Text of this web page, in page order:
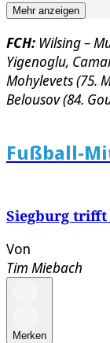
Mehr anzeigen
FCH: Wilsing –
Yigenoglu,
Mohylevets (75.
Belousov (84.
Fußball-
Siegburg trifft
Von
Tim Miebach
Merken